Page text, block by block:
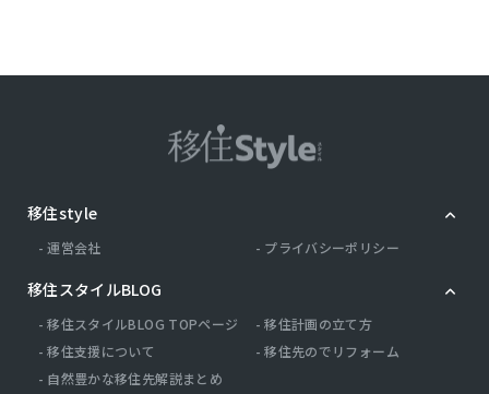
第２条（プライバシー情報の収集方法）
番号，メールアドレス，銀行口座番号，クレジットカード番号，運転
免許証番号などの個人情報をお尋ねすることがあります。また，ユー
ザーと提携先などとの間でなされたユーザーの個人情報を含む取引記
配信先などを含みます。以下，｢提携先｣といいます。）などから収集
することがあります。 当社は，ユーザーについて，利用したサービス
やソフトウエア，購入した商品，閲覧したページや広告の履歴，検索
じてご利用の場合の当該端末の通信状態，利用に際しての各種設定情
報なども含みます），IPアドレス，クッキー情報，位置情報，端末の
個体識別情報などの履歴情報および特性情報を，ユーザーが当社や提
携先のサービスを利用しまたはページを閲覧する際に収集します。
第３条（個人情報を収集・利用する目的）
移住style
運営会社 プライバシーポリシー
移住スタイルBLOG
移住スタイルBLOG TOPページ
移住計画の立て方
移住支援について
移住先のでリフォーム
自然豊かな移住先解説まとめ